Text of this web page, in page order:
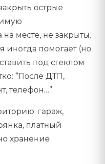
острые
месте, не закрыты.
иногда помогает (но
под стеклом
“После ДТП,
телефон…”.
гараж,
платный
хранение